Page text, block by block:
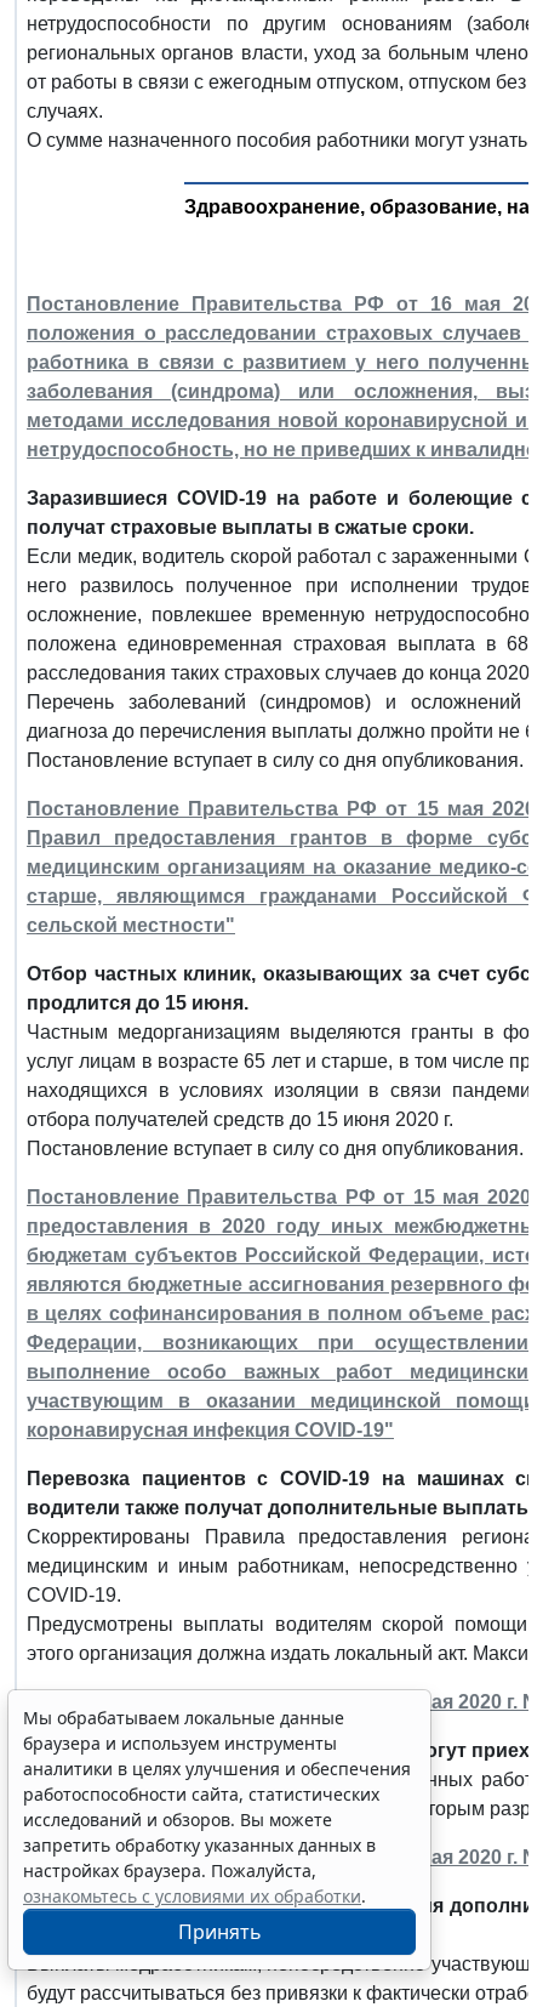
нетрудоспособности по другим основаниям
региональных органов власти, уход за больным
от работы в связи с ежегодным отпуском, отпуском без
случаях.
О сумме назначенного пособия работники могут узнать
Здравоохранение, образование,
Постановление Правительства РФ от 16 мая
положения о расследовании страховых случаев
работника в связи с развитием у него
заболевания (синдрома) или осложнения,
методами исследования новой коронавирусной
нетрудоспособность, но не приведших к
Заразившиеся COVID-19 на работе и болеющие
получат страховые выплаты в сжатые сроки.
Если медик, водитель скорой работал с зараженными
него развилось полученное при исполнении
осложнение, повлекшее временную
положена единовременная страховая выплата в 68
расследования таких страховых случаев до конца 2020 г.
Перечень заболеваний (синдромов) и осложнений
диагноза до перечисления выплаты должно пройти не
Постановление вступает в силу со дня опубликования.
Постановление Правительства РФ от 15 мая
Правил предоставления грантов в форме
медицинским организациям на оказание медико-
старше, являющимся гражданами
сельской местности"
Отбор частных клиник, оказывающих за счет
продлится до 15 июня.
Частным медорганизациям выделяются гранты в
услуг лицам в возрасте 65 лет и старше, в том числе
находящихся в условиях изоляции в связи
отбора получателей средств до 15 июня 2020 г.
Постановление вступает в силу со дня опубликования.
Постановление Правительства РФ от 15 мая
предоставления в 2020 году иных
бюджетам субъектов Российской Федерации,
являются бюджетные ассигнования резервного
в целях софинансирования в полном объеме
Федерации, возникающих при
выполнение особо важных работ
участвующим в оказании медицинской
коронавирусная инфекция COVID-19"
Перевозка пациентов с COVID-19 на машинах
водители также получат дополнительные выплаты.
Скорректированы Правила предоставления
медицинским и иным работникам, непосредственно
COVID-19.
Предусмотрены выплаты водителям скорой помощи
этого организация должна издать локальный акт.
Распоряжение Правительства РФ от 15 мая 2020 г. N
Иностранные тренеры и спортсмены смогут
Минспорт направит в ФСБ список иностранных
общероссийских спортивных федераций, которым
Распоряжение Правительства РФ от 15 мая 2020 г. N
Кабмин уточнил условия предоставления
коронавирусом.
Выплаты медработникам, непосредственно
будут рассчитываться без привязки к фактически
Мы обрабатываем локальные данные
браузера и используем инструменты
аналитики в целях улучшения и обеспечения
работоспособности сайта, статистических
исследований и обзоров. Вы можете
запретить обработку указанных данных в
настройках браузера. Пожалуйста,
ознакомьтесь с условиями их обработки.
Принять